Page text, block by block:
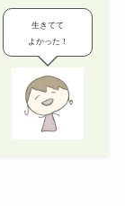
生きてて
よかった！